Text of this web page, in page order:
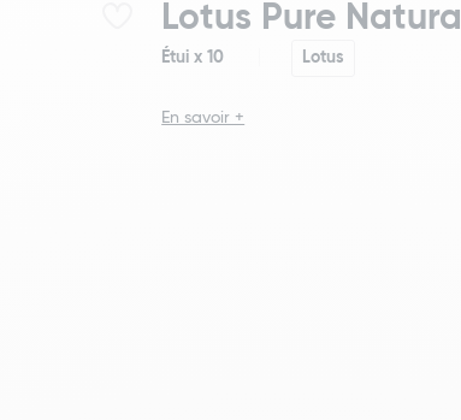
Lotus Pure
Étui x 10 Lotus
En savoir +